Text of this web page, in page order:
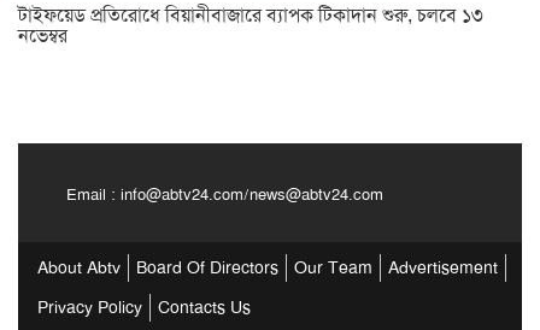
টাইফয়েড প্রতিরোধে বিয়ানীবাজারে ব্যাপক টিকাদান শুরু, চলবে ১৩
নভেম্বর
Email : info@abtv24.com/news@abtv24.com
About Abtv Board Of Directors Our Team
Advertisement
Privacy Policy
Contacts Us